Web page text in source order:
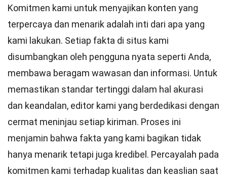
Komitmen kami untuk menyajikan konten yang
terpercaya dan menarik adalah inti dari apa yang
kami lakukan. Setiap fakta di situs kami
disumbangkan oleh pengguna nyata seperti Anda,
membawa beragam wawasan dan informasi. Untuk
memastikan standar tertinggi dalam hal akurasi
dan keandalan, editor kami yang berdedikasi dengan
cermat meninjau setiap kiriman. Proses ini
menjamin bahwa fakta yang kami bagikan tidak
hanya menarik tetapi juga kredibel. Percayalah pada
komitmen kami terhadap kualitas dan keaslian saat